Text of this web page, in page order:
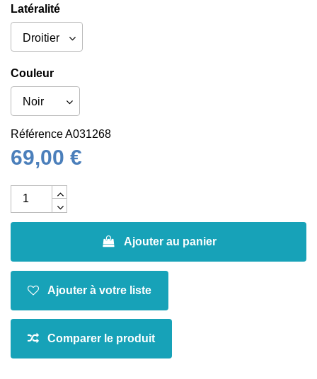
Latéralité
Couleur
RéférenceA031268
69,00 €
Ajouter au panier